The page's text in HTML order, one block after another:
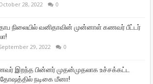
28, 2022 0
நிலையில் வனிதாவின் முன்னாள் கணவர் பீட்டர்
29, 2022 0
இறந்த பின்னர் முதன்முதலாக உச்சக்கட்ட
நடிகை மீனா!